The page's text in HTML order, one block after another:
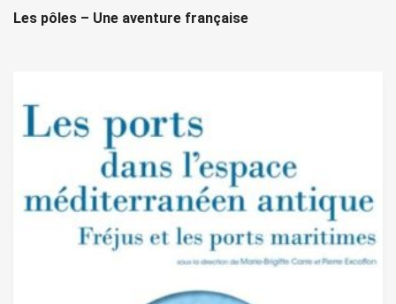
Les pôles – Une aventure française